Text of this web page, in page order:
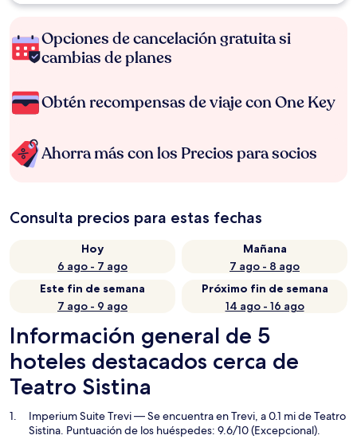
Opciones de cancelación gratuita si
cambias de planes
Obtén recompensas de viaje con One Key
Ahorra más con los Precios para socios
Consulta precios para estas fechas
Hoy
6 ago - 7 ago
Mañana
7 ago - 8 ago
Este fin de semana
7 ago - 9 ago
Próximo fin de semana
14 ago - 16 ago
Información general de 5
hoteles destacados cerca de
Teatro Sistina
Imperium Suite Trevi— Se encuentra en Trevi, a 0.1 mi de Teatro
Sistina. Puntuación de los huéspedes: 9.6/10 (Excepcional).